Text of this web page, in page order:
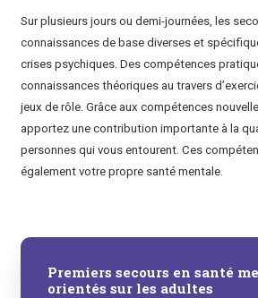
Sur plusieurs jours ou demi-journées, les
connaissances de base diverses et
crises psychiques. Des compétences
connaissances théoriques au travers
jeux de rôle. Grâce aux compétences
apportez une contribution importante à la
personnes qui vous entourent. Ces
également votre propre santé mentale.
Premiers secours en santé
orientés sur les adultes